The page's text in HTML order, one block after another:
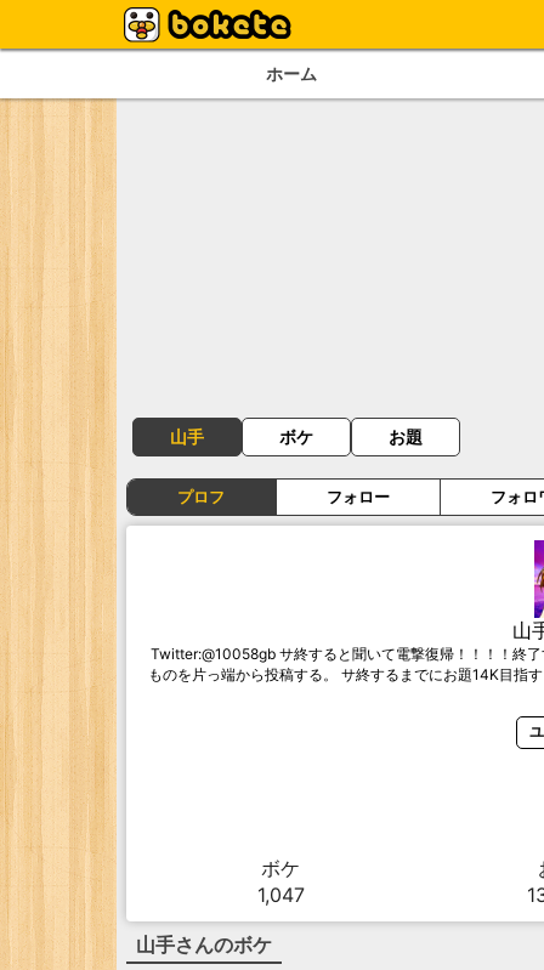
ホーム
山手 ボケ お題
プロフ フォロー フォロ
山
Twitter:@10058gb サ終すると聞いて電撃復帰！！！！終
ものを片っ端から投稿する。 サ終するまでにお題14K目指
ボケ
1,047
山手さんのボケ